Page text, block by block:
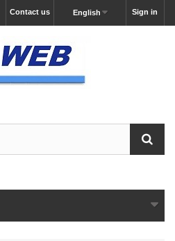
Sign in
English
Contact us